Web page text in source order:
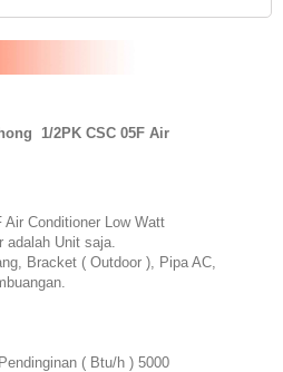
1/2PK CSC 05F Air
Conditioner Low Watt
adalah Unit saja.
Bracket ( Outdoor ), Pipa AC,
( Btu/h ) 5000